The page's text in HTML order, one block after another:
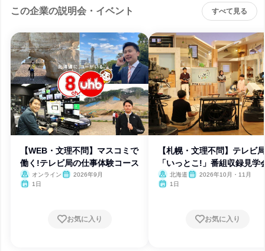
この企業の説明会・イベント すべて見る
【WEB・文理不問】マスコミで
働く!テレビ局の仕事体験コース
オンライン
2026年9月
1日
お気に入り
【札幌・文理不問】テレビ
「いっとこ!」番組収録見学
北海道
2026年10月・11月
1日
お気に入り